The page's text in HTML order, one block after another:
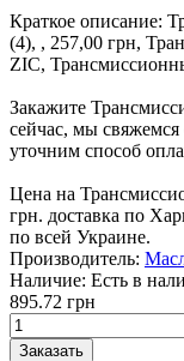
Краткое описание:
(4), , 257,00 грн,
ZIC,
Закажите
сейчас, мы
уточним способ
Цена на
грн. доставка по
по всей Украине.
Производитель:
Наличие: Есть в
895.72 грн